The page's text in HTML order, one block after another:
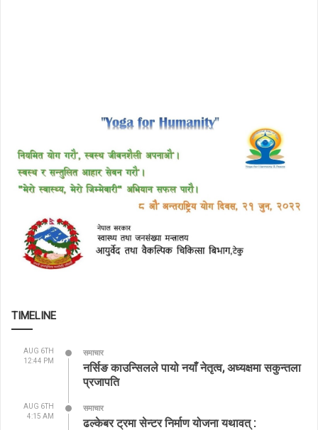
TIMELINE
AUG 6TH
12:44 PM
समाचार
नर्सिङ काउन्सिलले पायो नयाँ नेतृत्व, अध्यक्षमा सकुन्तला
प्रजापति
AUG 6TH
4:15 AM
समाचार
ढल्केबर ट्रमा सेन्टर निर्माण योजना यथावत् :